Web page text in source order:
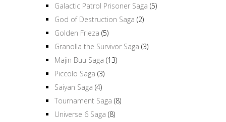
Galactic Patrol Prisoner Saga (5)
God of Destruction Saga (2)
Golden Frieza (5)
Granolla the Survivor Saga (3)
Majin Buu Saga (13)
Piccolo Saga (3)
Saiyan Saga (4)
Tournament Saga (8)
Universe 6 Saga (8)